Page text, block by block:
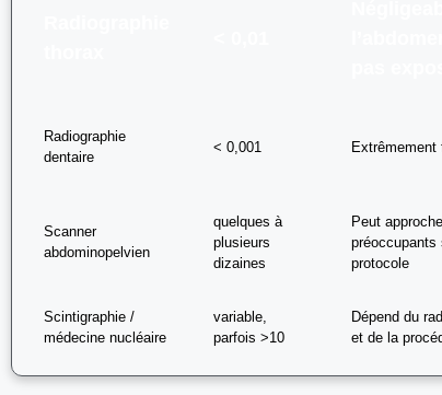
Radiographie
dentaire
< 0,001 Extrêmement
Scanner
abdominopelvien
quelques à
plusieurs
dizaines
Peut
préoccupants
protocole
Scintigraphie /
médecine nucléaire
variable,
parfois >10
Dépend du
et de la